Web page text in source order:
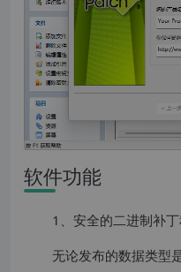
软件功能
1、安全的二进制补
无论发布的数据类型